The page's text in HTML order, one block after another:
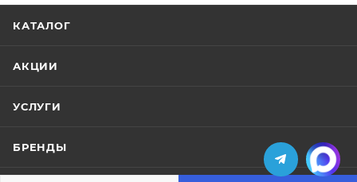
КАТАЛОГ
АКЦИИ
УСЛУГИ
БРЕНДЫ